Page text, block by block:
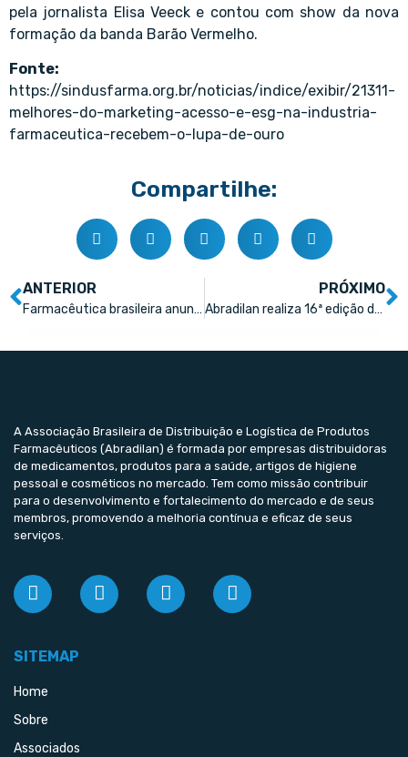
pela jornalista Elisa Veeck e contou com show da nova
formação da banda Barão Vermelho.
Fonte:
https://sindusfarma.org.br/noticias/indice/exibir/21311-
melhores-do-marketing-acesso-e-esg-na-industria-
farmaceutica-recebem-o-lupa-de-ouro
Compartilhe:
ANTERIOR
Farmacêutica brasileira anuncia reestruturação
PRÓXIMO
Abradilan realiza 16ª edição de sua Convenção, na Bahia
A Associação Brasileira de Distribuição e Logística de Produtos
Farmacêuticos (Abradilan) é formada por empresas distribuidoras
de medicamentos, produtos para a saúde, artigos de higiene
pessoal e cosméticos no mercado. Tem como missão contribuir
para o desenvolvimento e fortalecimento do mercado e de seus
membros, promovendo a melhoria contínua e eficaz de seus
serviços.
SITEMAP
Home
Sobre
Associados